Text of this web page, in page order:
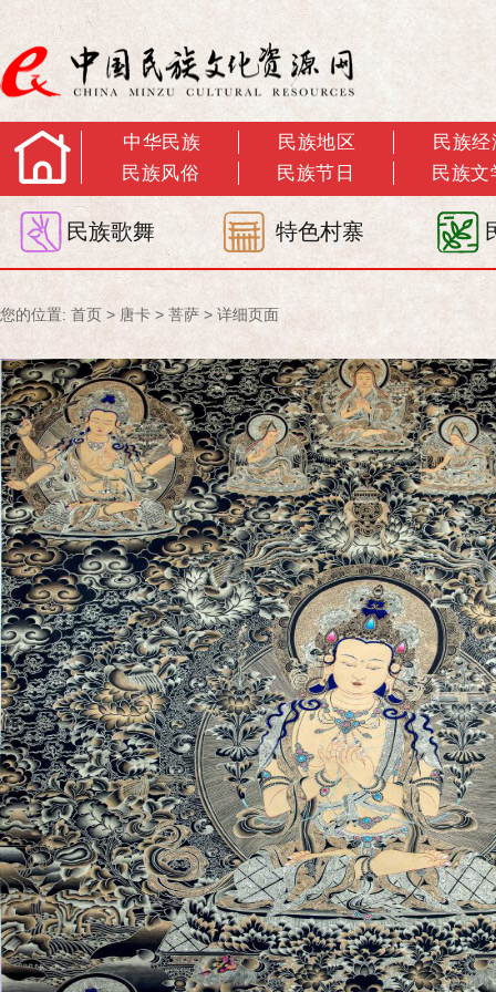
中华民族 民族地区
民族经
民族风俗
民族节日 民族文
民族歌舞 特色村寨
您的位置: 首页 > 唐卡 > 菩萨 > 详细页面